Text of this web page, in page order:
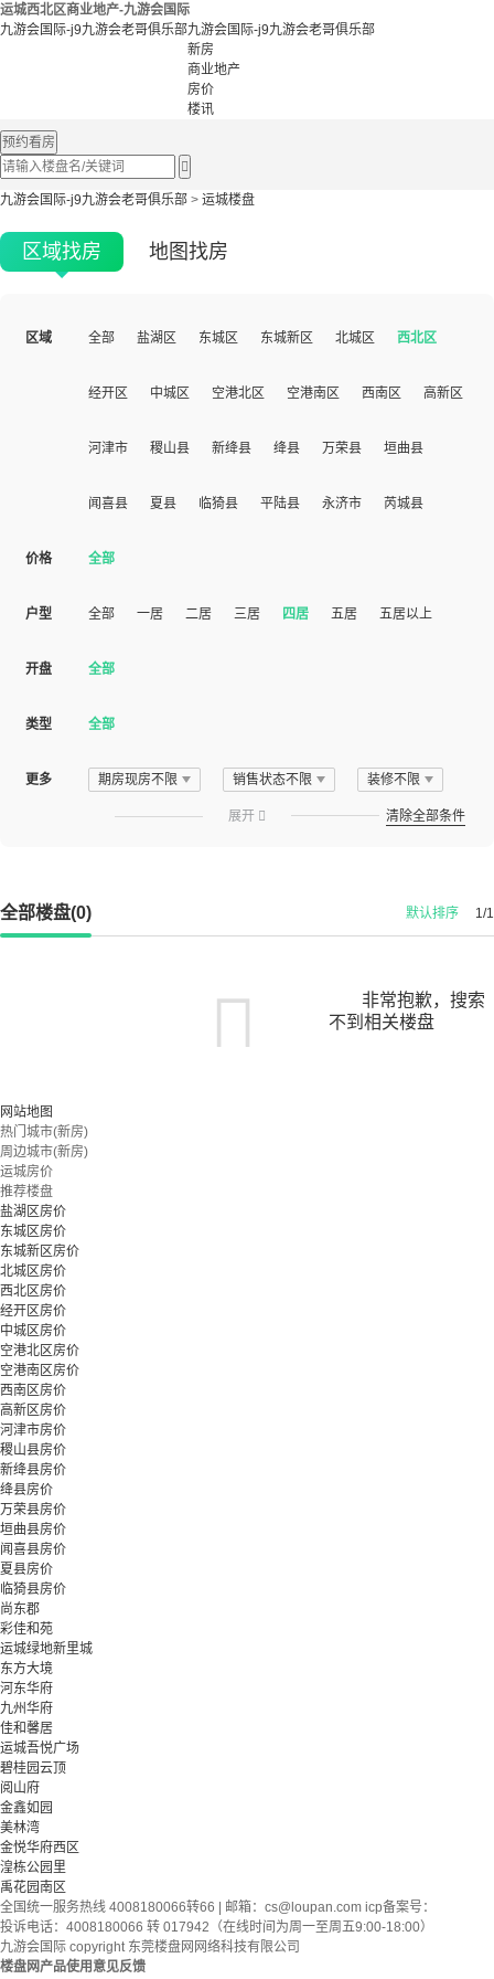
运城西北区商业地产-九游会国际
九游会国际-j9九游会老哥俱乐部九游会国际-j9九游会老哥俱乐部
新房
商业地产
房价
楼讯
预约看房

九游会国际-j9九游会老哥俱乐部 > 运城楼盘
区域找房 地图找房
区域 全部 盐湖区 东城区 东城新区 北城区 西北区
经开区 中城区 空港北区 空港南区 西南区 高新区
河津市 稷山县 新绛县 绛县 万荣县 垣曲县
闻喜县 夏县 临猗县 平陆县 永济市 芮城县
价格 全部
户型 全部 一居 二居 三居 四居 五居 五居以上
开盘 全部
类型 全部
更多 期房现房不限 销售状态不限 装修不限
展开  清除全部条件
全部楼盘(0) 1/1
默认排序
非常抱歉，搜索
不到相关楼盘
网站地图
热门城市(新房)
周边城市(新房)
运城房价
推荐楼盘
盐湖区房价
东城区房价
东城新区房价
北城区房价
西北区房价
经开区房价
中城区房价
空港北区房价
空港南区房价
西南区房价
高新区房价
河津市房价
稷山县房价
新绛县房价
绛县房价
万荣县房价
垣曲县房价
闻喜县房价
夏县房价
临猗县房价
尚东郡
彩佳和苑
运城绿地新里城
东方大境
河东华府
九州华府
佳和馨居
运城吾悦广场
碧桂园云顶
阅山府
金鑫如园
美林湾
金悦华府西区
湟栋公园里
禹花园南区
全国统一服务热线 4008180066转66 | 邮箱： cs@loupan.com icp备案号：
投诉电话：4008180066 转 017942（在线时间为周一至周五9:00-18:00）
九游会国际 copyright 东莞楼盘网网络科技有限公司
楼盘网产品使用意见反馈